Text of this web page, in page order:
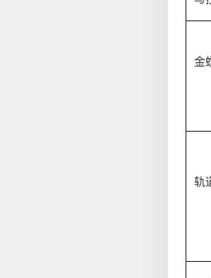
金
轨